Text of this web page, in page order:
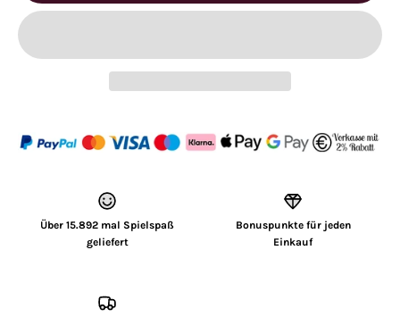
Über 15.892 mal Spielspaß
geliefert
Bonuspunkte für jeden
Einkauf